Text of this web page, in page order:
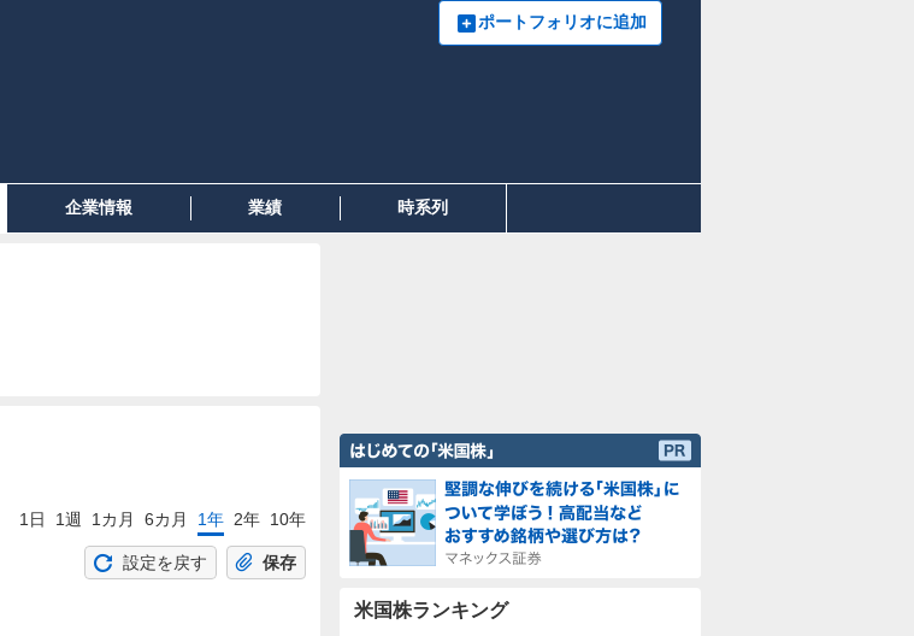
ポートフォリオに追加
企業情報 業績 時系列
1日 1週 1カ月 6カ月 1年 2年 10年
設定を戻す 保存
米国株ランキング